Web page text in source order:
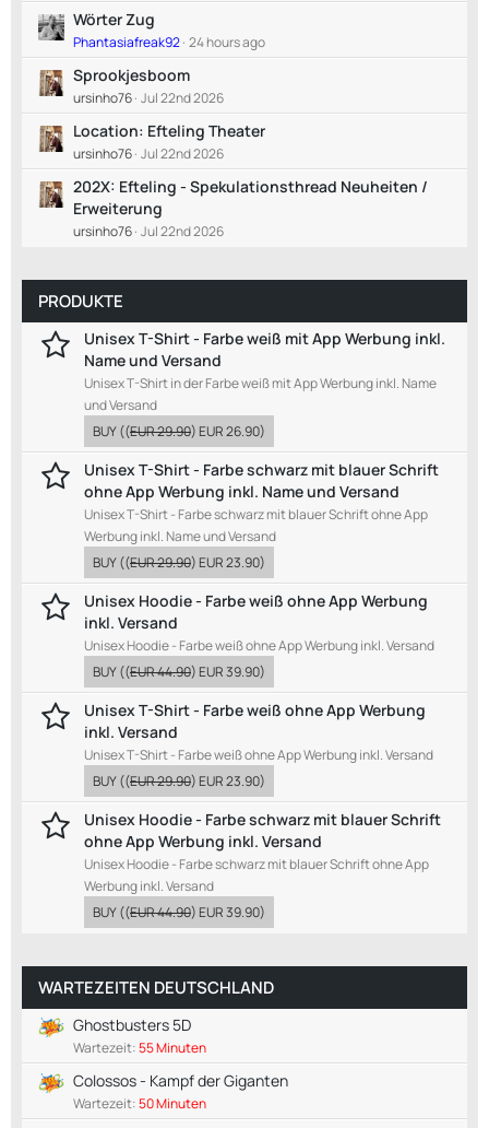
Wörter Zug
Phantasiafreak92 24 hours ago
Sprookjesboom
ursinho76 Jul 22nd 2026
Location: Efteling Theater
ursinho76 Jul 22nd 2026
202X: Efteling - Spekulationsthread Neuheiten /
Erweiterung
ursinho76 Jul 22nd 2026
PRODUKTE
Unisex T-Shirt - Farbe weiß mit App Werbung inkl.
Name und Versand
Unisex T-Shirt in der Farbe weiß mit App Werbung inkl. Name
und Versand
BUY((EUR 29.90)EUR 26.90)
Unisex T-Shirt - Farbe schwarz mit blauer Schrift
ohne App Werbung inkl. Name und Versand
Unisex T-Shirt - Farbe schwarz mit blauer Schrift ohne App
Werbung inkl. Name und Versand
BUY((EUR 29.90)EUR 23.90)
Unisex Hoodie - Farbe weiß ohne App Werbung
inkl. Versand
Unisex Hoodie - Farbe weiß ohne App Werbung inkl. Versand
BUY((EUR 44.90)EUR 39.90)
Unisex T-Shirt - Farbe weiß ohne App Werbung
inkl. Versand
Unisex T-Shirt - Farbe weiß ohne App Werbung inkl. Versand
BUY((EUR 29.90)EUR 23.90)
Unisex Hoodie - Farbe schwarz mit blauer Schrift
ohne App Werbung inkl. Versand
Unisex Hoodie - Farbe schwarz mit blauer Schrift ohne App
Werbung inkl. Versand
BUY((EUR 44.90)EUR 39.90)
WARTEZEITEN DEUTSCHLAND
Ghostbusters 5D
Wartezeit:55 Minuten
Colossos - Kampf der Giganten
Wartezeit:50 Minuten